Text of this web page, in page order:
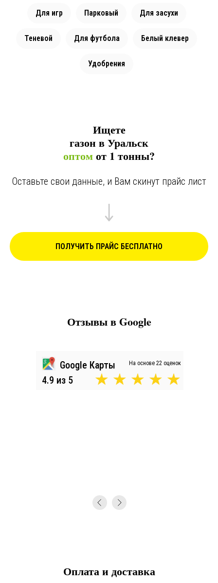
Для игр Парковый Для засухи
Теневой Для футбола Белый клевер
Удобрения
Ищете
газон в Уральск
оптомот 1 тонны?
Оставьте свои данные, и Вам скинут прайс лист
ПОЛУЧИТЬ ПРАЙС БЕСПЛАТНО
Отзывы в Google
4.9 из 5
Google Карты На основе 22 оценок
Оплата и доставка